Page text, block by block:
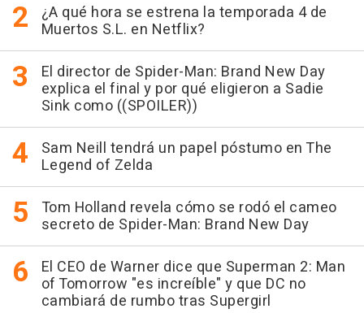
¿A qué hora se estrena la temporada 4 de
Muertos S.L. en Netflix?
El director de Spider-Man: Brand New Day
explica el final y por qué eligieron a Sadie
Sink como ((SPOILER))
Sam Neill tendrá un papel póstumo en The
Legend of Zelda
Tom Holland revela cómo se rodó el cameo
secreto de Spider-Man: Brand New Day
El CEO de Warner dice que Superman 2: Man
of Tomorrow "es increíble" y que DC no
cambiará de rumbo tras Supergirl